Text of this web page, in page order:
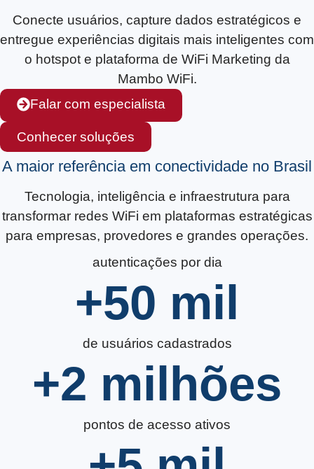
Conecte usuários, capture dados estratégicos e
entregue experiências digitais mais inteligentes com
o hotspot e plataforma de WiFi Marketing da
Mambo WiFi.
Falar com especialista
Conhecer soluções
A maior referência em conectividade no Brasil
Tecnologia, inteligência e infraestrutura para
transformar redes WiFi em plataformas estratégicas
para empresas, provedores e grandes operações.
autenticações por dia
+50 mil
de usuários cadastrados
+2 milhões
pontos de acesso ativos